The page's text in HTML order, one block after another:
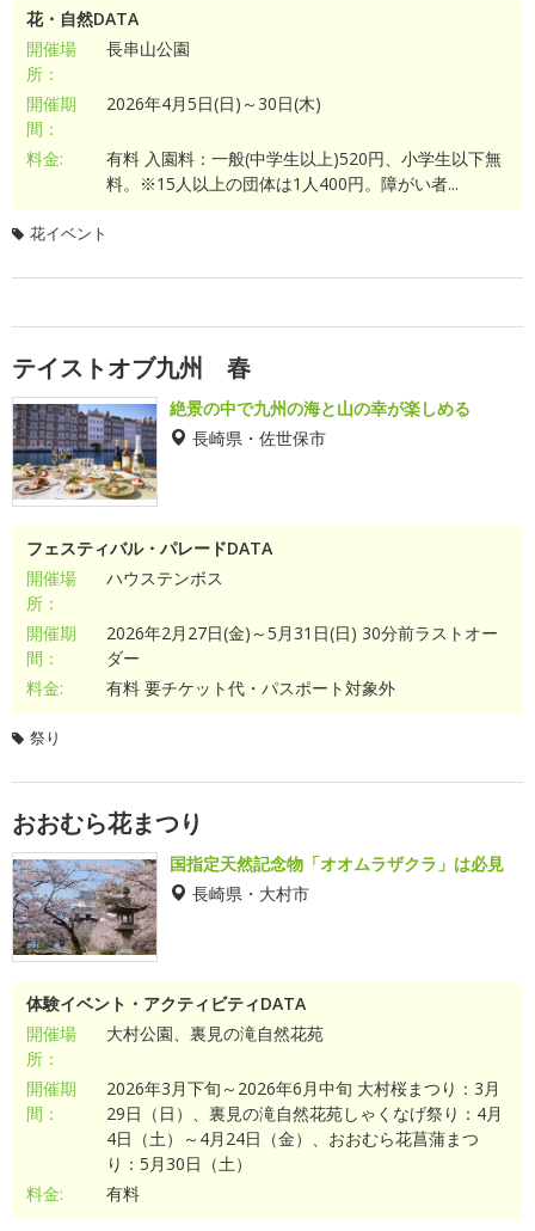
花・自然DATA
開催場
所：
長串山公園
開催期
間：
2026年4月5日(日)～30日(木)
料金:
有料 入園料：一般(中学生以上)520円、小学生以下無
料。※15人以上の団体は1人400円。障がい者...
花イベント
テイストオブ九州 春
絶景の中で九州の海と山の幸が楽しめる
長崎県・佐世保市
フェスティバル・パレードDATA
開催場
所：
ハウステンボス
開催期
間：
2026年2月27日(金)～5月31日(日) 30分前ラストオー
ダー
料金:
有料 要チケット代・パスポート対象外
祭り
おおむら花まつり
国指定天然記念物「オオムラザクラ」は必見
長崎県・大村市
体験イベント・アクティビティDATA
開催場
所：
大村公園、裏見の滝自然花苑
開催期
間：
2026年3月下旬～2026年6月中旬 大村桜まつり：3月
29日（日）、裏見の滝自然花苑しゃくなげ祭り：4月
4日（土）～4月24日（金）、おおむら花菖蒲まつ
り：5月30日（土）
料金:
有料